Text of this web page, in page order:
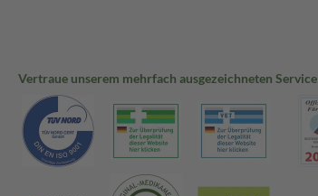
Vertraue unserem mehrfach ausgezeichneten Service